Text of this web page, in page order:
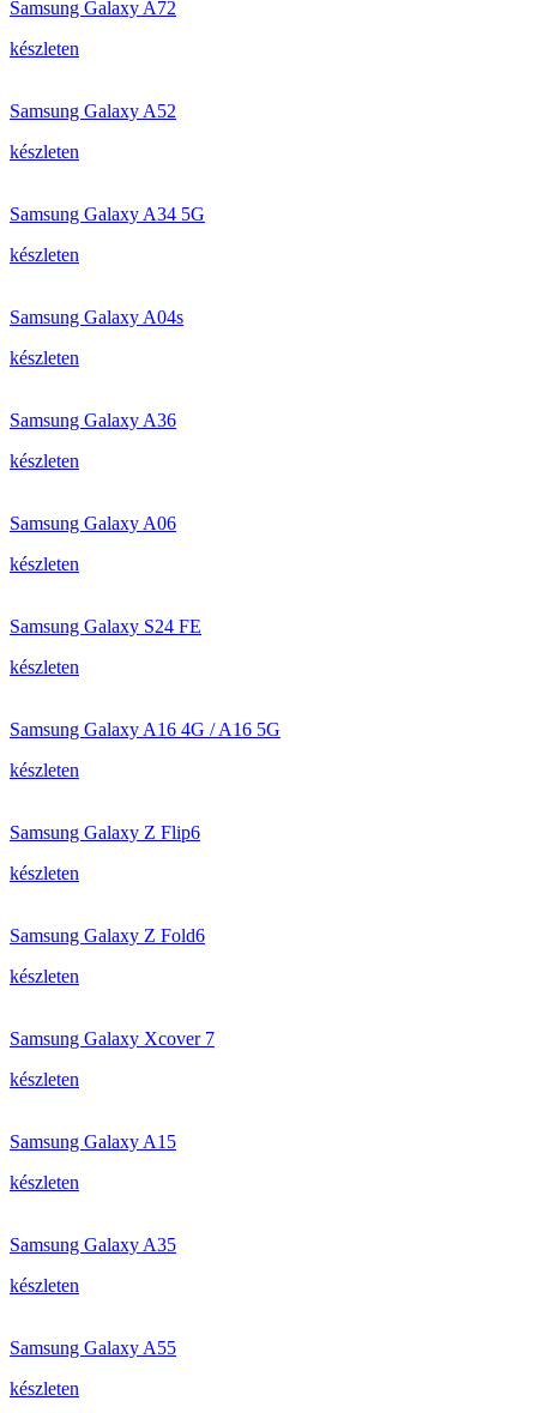
Samsung Galaxy A72
készleten
Samsung Galaxy A52
készleten
Samsung Galaxy A34 5G
készleten
Samsung Galaxy A04s
készleten
Samsung Galaxy A36
készleten
Samsung Galaxy A06
készleten
Samsung Galaxy S24 FE
készleten
Samsung Galaxy A16 4G / A16 5G
készleten
Samsung Galaxy Z Flip6
készleten
Samsung Galaxy Z Fold6
készleten
Samsung Galaxy Xcover 7
készleten
Samsung Galaxy A15
készleten
Samsung Galaxy A35
készleten
Samsung Galaxy A55
készleten